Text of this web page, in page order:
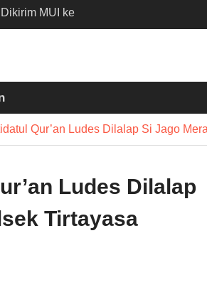
MUI ke
Lewat
Apresiasi
dan Jack
– Banjar
Qur’an Ludes Dilalap Si Jago
Ludes Dilalap
Tirtayasa